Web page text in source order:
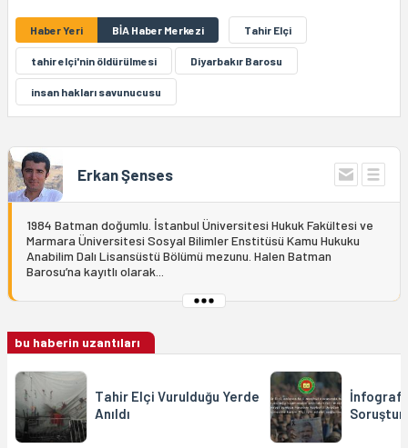
Haber Yeri BİA Haber Merkezi Tahir Elçi
tahir elçi'nin öldürülmesi Diyarbakır Barosu
insan hakları savunucusu
Erkan Şenses
1984 Batman doğumlu. İstanbul Üniversitesi Hukuk Fakültesi ve
Marmara Üniversitesi Sosyal Bilimler Enstitüsü Kamu Hukuku
Anabilim Dalı Lisansüstü Bölümü mezunu. Halen Batman
Barosu’na kayıtlı olarak...
bu haberin uzantıları
Tahir Elçi Vurulduğu Yerde
Anıldı